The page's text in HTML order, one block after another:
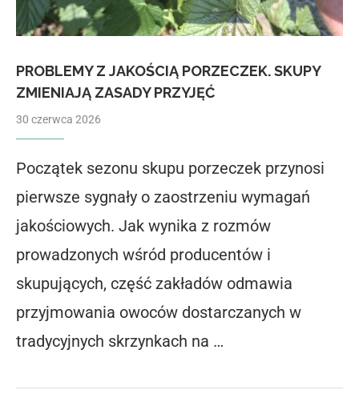
PROBLEMY Z JAKOŚCIĄ PORZECZEK. SKUPY
ZMIENIAJĄ ZASADY PRZYJĘĆ
30 czerwca 2026
Początek sezonu skupu porzeczek przynosi
pierwsze sygnały o zaostrzeniu wymagań
jakościowych. Jak wynika z rozmów
prowadzonych wśród producentów i
skupujących, część zakładów odmawia
przyjmowania owoców dostarczanych w
tradycyjnych skrzynkach na …